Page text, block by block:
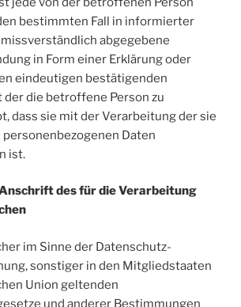
bestimmten Fall in informierter
abgegebene
in Form einer Erklärung oder
eindeutigen bestätigenden
der die betroffene Person zu
dass sie mit der Verarbeitung der sie
Daten
ist.
des für die Verarbeitung
im Sinne der Datenschutz-
sonstiger in den Mitgliedstaaten
Union geltenden
und anderer Bestimmungen